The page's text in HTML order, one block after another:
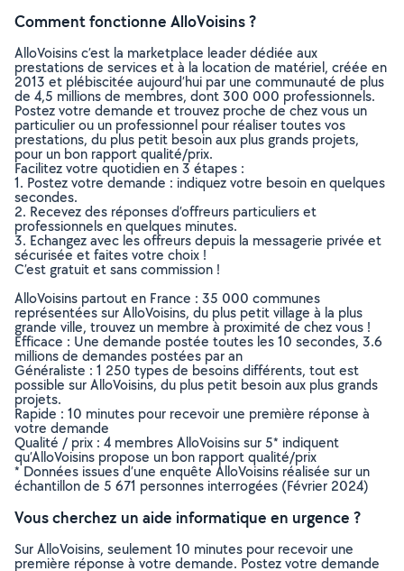
Comment fonctionne AlloVoisins ?
AlloVoisins c’est la marketplace leader dédiée aux
prestations de services et à la location de matériel, créée en
2013 et plébiscitée aujourd’hui par une communauté de plus
de 4,5 millions de membres, dont 300 000 professionnels.
Postez votre demande et trouvez proche de chez vous un
particulier ou un professionnel pour réaliser toutes vos
prestations, du plus petit besoin aux plus grands projets,
pour un bon rapport qualité/prix.
Facilitez votre quotidien en 3 étapes :
1. Postez votre demande : indiquez votre besoin en quelques
secondes.
2. Recevez des réponses d’offreurs particuliers et
professionnels en quelques minutes.
3. Echangez avec les offreurs depuis la messagerie privée et
sécurisée et faites votre choix !
C’est gratuit et sans commission !
AlloVoisins partout en France : 35 000 communes
représentées sur AlloVoisins, du plus petit village à la plus
grande ville, trouvez un membre à proximité de chez vous !
Efficace : Une demande postée toutes les 10 secondes, 3.6
millions de demandes postées par an
Généraliste : 1 250 types de besoins différents, tout est
possible sur AlloVoisins, du plus petit besoin aux plus grands
projets.
Rapide : 10 minutes pour recevoir une première réponse à
votre demande
Qualité / prix : 4 membres AlloVoisins sur 5* indiquent
qu’AlloVoisins propose un bon rapport qualité/prix
* Données issues d’une enquête AlloVoisins réalisée sur un
échantillon de 5 671 personnes interrogées (Février 2024)
Vous cherchez un aide informatique en urgence ?
Sur AlloVoisins, seulement 10 minutes pour recevoir une
première réponse à votre demande. Postez votre demande